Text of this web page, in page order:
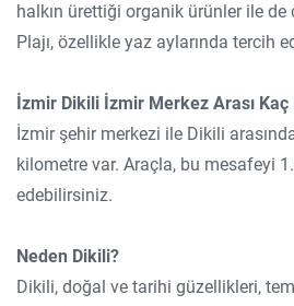
halkın ürettiği organik ürünler ile de
Plajı, özellikle yaz aylarında tercih
İzmir Dikili İzmir Merkez Arası Kaç
İzmir şehir merkezi ile Dikili
kilometre var. Araçla, bu mesafeyi
edebilirsiniz.
Neden Dikili?
Dikili, doğal ve tarihi güzellikleri,